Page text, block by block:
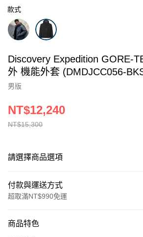
款式
Discovery Expedition GORE-
外 機能外套 (DMDJCC056-
男版
NT$15,300
NT$12,240
請選擇商品選項
付款與運送方式
超取滿NT$990免運
信用卡一次付款
商品特色